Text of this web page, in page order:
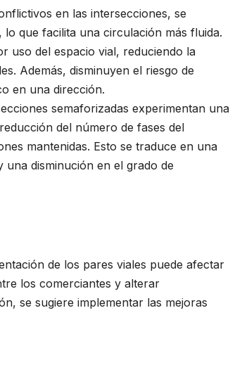
en las intersecciones, se
que facilita una circulación más fluida.
uso del espacio vial, reduciendo la
Además, disminuyen el riesgo de
en una dirección.
semaforizadas experimentan una
del número de fases del
mantenidas. Esto se traduce en una
una disminución en el grado de
de los pares viales puede afectar
los comerciantes y alterar
se sugiere implementar las mejoras